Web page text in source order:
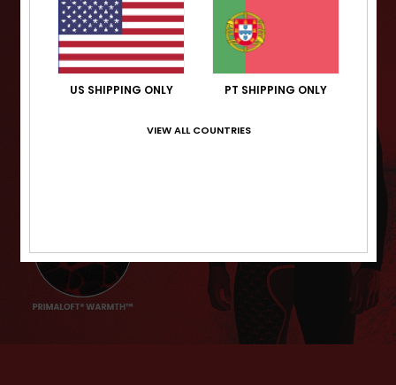
US SHIPPING ONLY PT SHIPPING ONLY
VIEW ALL COUNTRIES